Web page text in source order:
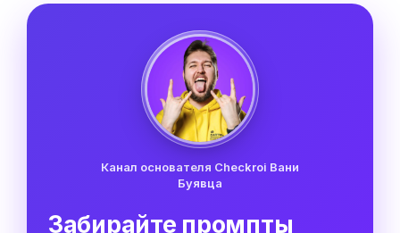
Канал основателя Checkroi Вани
Буявца
Забирайте промпты